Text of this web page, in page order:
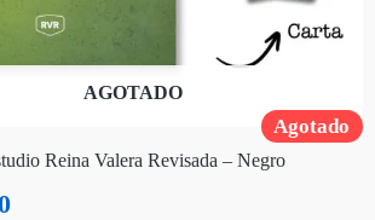
Agotado
AGOTADO
Reina Valera Revisada – Negro